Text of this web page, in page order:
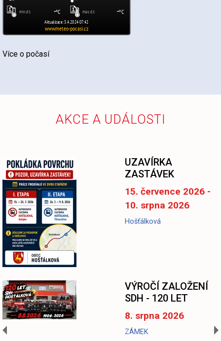
Více o počasí
AKCE A UDÁLOSTI
UZAVÍRKA
ZASTÁVEK
15. července 2026 -
10. srpna 2026
Hošťálková
VÝROČÍ ZALOŽENÍ
SDH - 120 LET
8. srpna 2026
ZÁMEK